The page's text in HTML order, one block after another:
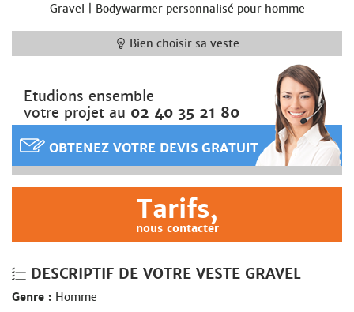
Gravel | Bodywarmer personnalisé pour homme
Bien choisir sa veste
Etudions ensemble
votre projet au 02 40 35 21 80
OBTENEZ VOTRE DEVIS GRATUIT
Tarifs,
nous contacter
DESCRIPTIF DE VOTRE VESTE GRAVEL
Genre : Homme